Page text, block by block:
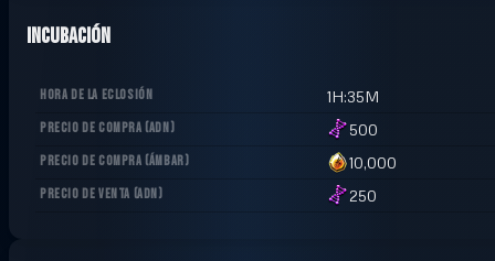
Incubación
HORA DE LA ECLOSIÓN 1H:35M
PRECIO DE COMPRA (ADN ) 500
PRECIO DE COMPRA (ÁMBAR) 10,000
PRECIO DE VENTA (ADN ) 250